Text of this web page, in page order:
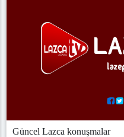
Güncel Lazca konuşmalar